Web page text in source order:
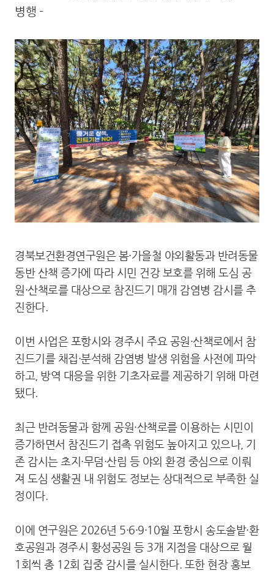
병행 -
경북보건환경연구원은 봄·가을철 야외활동과 반려동물
동반 산책 증가에 따라 시민 건강 보호를 위해 도심 공
원·산책로를 대상으로 참진드기 매개 감염병 감시를 추
진한다.
이번 사업은 포항시와 경주시 주요 공원·산책로에서 참
진드기를 채집·분석해 감염병 발생 위험을 사전에 파악
하고, 방역 대응을 위한 기초자료를 제공하기 위해 마련
됐다.
최근 반려동물과 함께 공원·산책로를 이용하는 시민이
증가하면서 참진드기 접촉 위험도 높아지고 있으나, 기
존 감시는 초지·무덤·산림 등 야외 환경 중심으로 이뤄
져 도심 생활권 내 위험도 정보는 상대적으로 부족한 실
정이다.
이에 연구원은 2026년 5·6·9·10월 포항시 송도솔밭·환
호공원과 경주시 황성공원 등 3개 지점을 대상으로 월
1회씩 총 12회 집중 감시를 실시한다. 또한 현장 홍보